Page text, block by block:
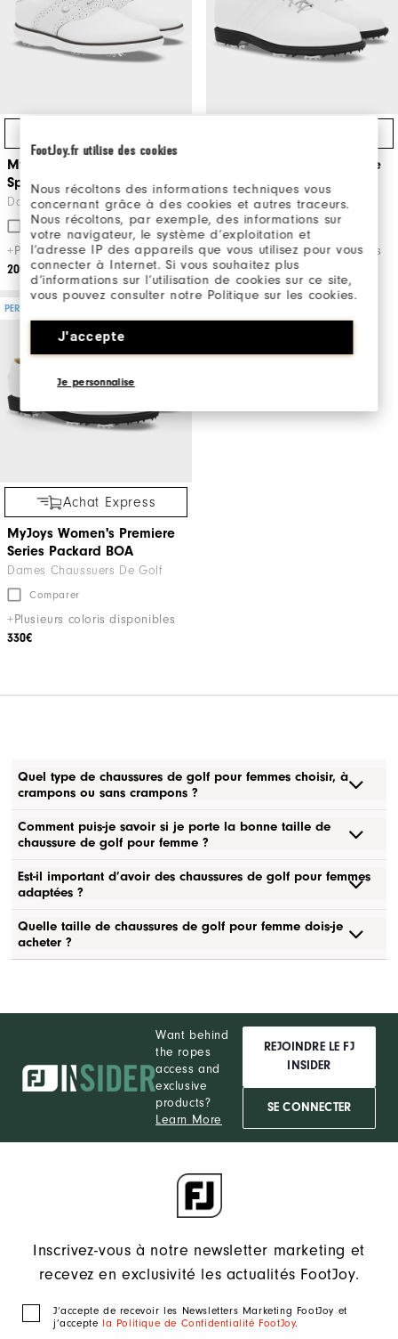
FootJoy.fr utilise des cookies
Nous récoltons des informations techniques vous
concernant grâce à des cookies et autres traceurs.
Nous récoltons, par exemple, des informations sur
votre navigateur, le système d’exploitation et
l’adresse IP des appareils que vous utilisez pour vous
connecter à Internet. Si vous souhaitez plus
d’informations sur l’utilisation de cookies sur ce site,
vous pouvez consulter notre Politique sur les cookies.
J'accepte
Je personnalise
MyJoys Women's Traditions
Spiked
Dames Chaussures De Golf
Comparer
+Plusieurs coloris disponibles
200€
MyJoys Women's Premiere
Series Packard
Dames Chaussures De Golf
Comparer
+Plusieurs coloris disponibles
300€
PERSONNALISABLE
Achat Express
MyJoys Women's Premiere
Series Packard BOA
Dames Chaussuers De Golf
Comparer
+Plusieurs coloris disponibles
330€
Quel type de chaussures de golf pour femmes choisir, à
crampons ou sans crampons ?
Comment puis-je savoir si je porte la bonne taille de
chaussure de golf pour femme ?
Est-il important d’avoir des chaussures de golf pour femmes
adaptées ?
Quelle taille de chaussures de golf pour femme dois-je
acheter ?
Want behind
the ropes
access and
exclusive
products?
Learn More
REJOINDRE LE FJ
INSIDER
SE CONNECTER
Inscrivez-vous à notre newsletter marketing et
recevez en exclusivité les actualités FootJoy.
J‘accepte de recevoir les Newsletters Marketing FootJoy et
j’accepte la Politique de Confidentialité FootJoy.